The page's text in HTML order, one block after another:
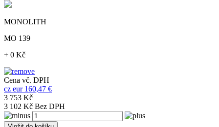
MONOLITH
MO 139
+ 0 Kč
Cena vč. DPH
cz eur 160,47 €
3 753 Kč
3 102 Kč Bez DPH